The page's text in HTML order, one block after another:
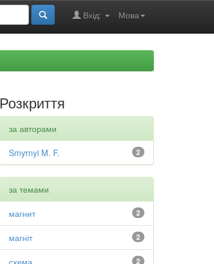
Мова
Вхід:
Розкриття
за авторами
2
Smyrnyi M. F.
за темами
2
магнит
2
магніт
2
схема